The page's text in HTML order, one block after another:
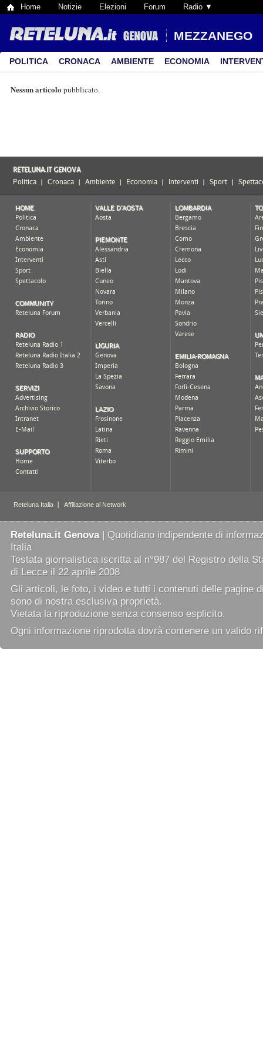
Home Notizie Elezioni Forum Radio ▼
MEZZANEGO
POLITICA CRONACA AMBIENTE ECONOMIA
Nessun articolo pubblicato.
Reteluna.it Genova| Quotidiano indipendente di
Italia
Testata giornalistica iscritta al n°987 del Registro della
di Lecce il 22 aprile 2008
Gli articoli, le foto, i video e tutti i contenuti delle pagine
sono di nostra esclusiva proprietà.
Vietata la riproduzione senza consenso esplicito.
Ogni informazione riprodotta dovrà contenere un valido